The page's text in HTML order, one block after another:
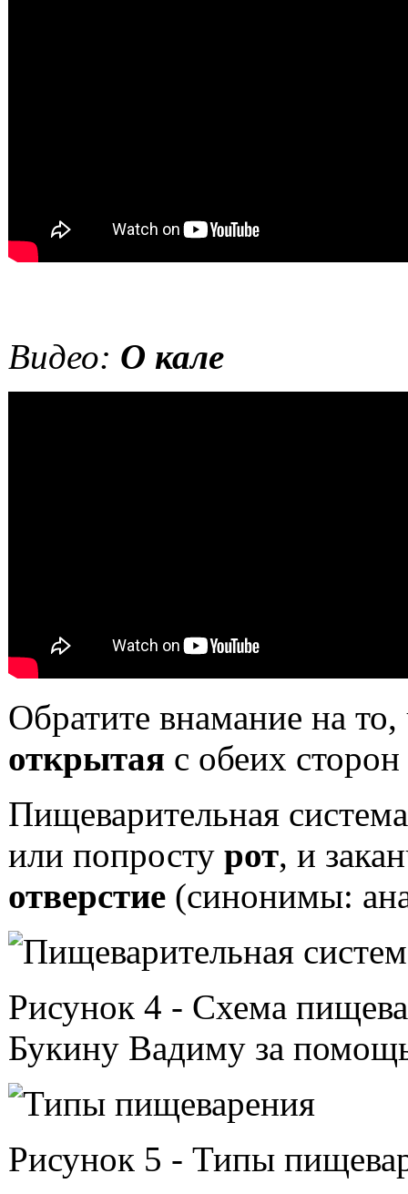
Видео: О кале
Обратите внамание на
открытая с обеих сторон
Пищеварительная
или попросту рот, и
отверстие (синонимы:
pishchevaritelnaya_sistema.jpg
Рисунок 4 - Схема
Букину Вадиму за
shema_pishchevareniya.jpg
Рисунок 5 - Типы